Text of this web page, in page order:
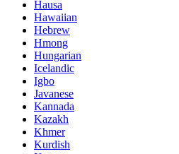
Hausa
Hawaiian
Hebrew
Hmong
Hungarian
Icelandic
Igbo
Javanese
Kannada
Kazakh
Khmer
Kurdish